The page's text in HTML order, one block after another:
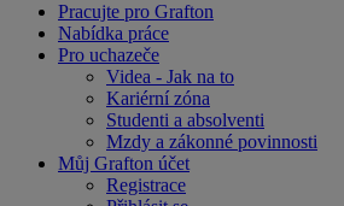
Pracujte pro Grafton
Nabídka práce
Pro uchazeče
Videa - Jak na to
Kariérní zóna
Studenti a absolventi
Mzdy a zákonné povinnosti
Můj Grafton účet
Registrace